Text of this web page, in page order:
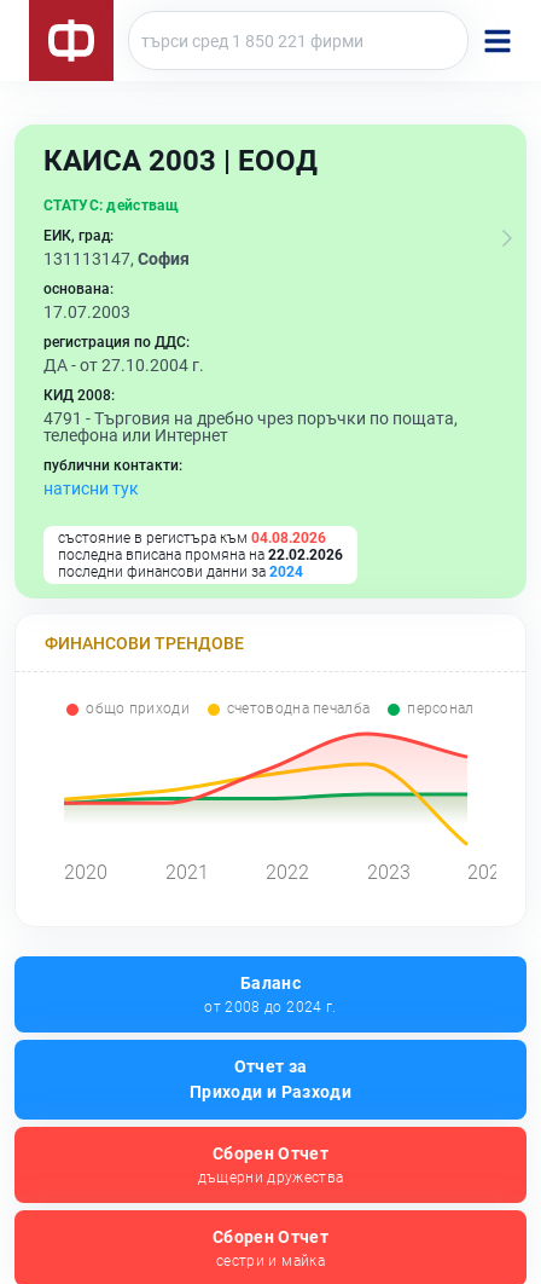
КАИСА 2003 | ЕООД
СТАТУС: действащ
ЕИК, град:
131113147, София
основана:
17.07.2003
регистрация по ДДС:
ДА - от 27.10.2004 г.
КИД 2008:
4791 -Търговия на дребно чрез поръчки по пощата,
телефона или Интернет
публични контакти:
натисни тук
състояние в регистъра към 04.08.2026
последна вписана промяна на 22.02.2026
последни финансови данни за 2024
ФИНАНСОВИ ТРЕНДОВЕ
общо приходи счетоводна печалба персонал
2020 2021 2022 2023 2024
Баланс
от 2008 до 2024 г.
Отчет за
Приходи и Разходи
Сборен Отчет
дъщерни дружества
Сборен Отчет
сестри и майка